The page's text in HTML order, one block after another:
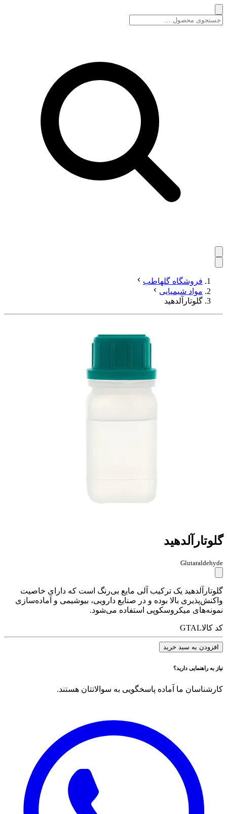
فروشگاه گلهاطب
مواد شیمیایی
گلوتارآلدهید
گلوتارآلدهید
Glutaraldehyde
گلوتارآلدهید یک ترکیب آلی مایع بی‌رنگ است که دارای خاصیت
واکنش‌پذیری بالا بوده و در صنایع دارویی، بیوشیمی و آماده‌سازی
نمونه‌های میکروسکوپی استفاده می‌شود.
کد کالاGTAL
افزودن به سبد خرید
نیاز به راهنمایی دارید؟
کارشناسان ما آماده پاسخگویی به سوالاتتان هستند.